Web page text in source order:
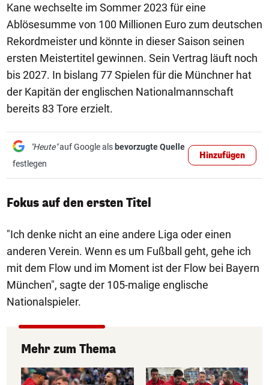
Kane wechselte im Sommer 2023 für eine
Ablösesumme von 100 Millionen Euro zum deutschen
Rekordmeister und könnte in dieser Saison seinen
ersten Meistertitel gewinnen. Sein Vertrag läuft noch
bis 2027. In bislang 77 Spielen für die Münchner hat
der Kapitän der englischen Nationalmannschaft
bereits 83 Tore erzielt.
"Heute"auf Google als bevorzugte Quelle
festlegen
Hinzufügen
Fokus auf den ersten Titel
"Ich denke nicht an eine andere Liga oder einen
anderen Verein. Wenn es um Fußball geht, gehe ich
mit dem Flow und im Moment ist der Flow bei Bayern
München", sagte der 105-malige englische
Nationalspieler.
Mehr zum Thema